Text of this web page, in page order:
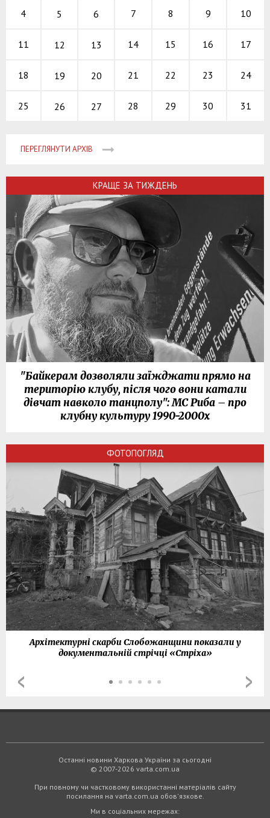
4 5 6 7 8 9 10
11 12 13 14 15 16 17
18 19 20 21 22 23 24
25 26 27 28 29 30 31
ПЕРЕГЛЯНУТИ АРХІВ
КРАЩЕ ЗА ТИЖДЕНЬ
"Байкерам дозволяли заїжджати прямо на
територію клубу, після чого вони катали
дівчат навколо танцполу": МС Риба – про
клубну культуру 1990-2000х
ФОТОПОГЛЯД
Архітектурні скарби Слобожанщини показали у
документальній стрічці «Стріха»
Останні новини Харкова України за сьогодні
© 2007-2026 varta.com.ua
При повному чи частковому використанні матеріалів сайту
посилання на varta.com.ua обов'язкове.
Ми в соціальних мережах: